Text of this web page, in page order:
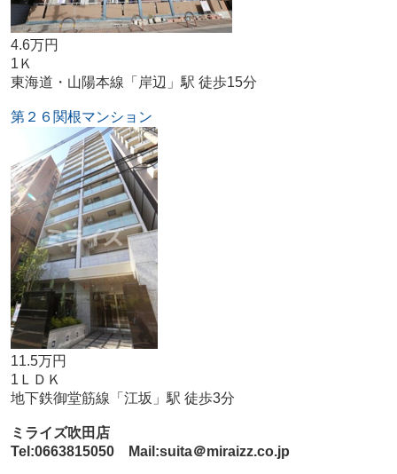
4.6万円
1Ｋ
東海道・山陽本線「岸辺」駅 徒歩15分
第２６関根マンション
11.5万円
1ＬＤＫ
地下鉄御堂筋線「江坂」駅 徒歩3分
ミライズ吹田店
Tel:0663815050 Mail:suita＠miraizz.co.jp